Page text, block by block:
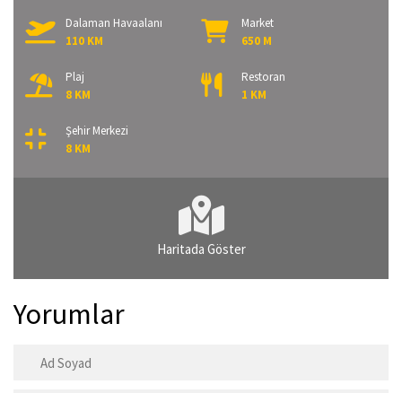
Dalaman Havaalanı
110 KM
Market
650 M
Plaj
8 KM
Restoran
1 KM
Şehir Merkezi
8 KM
Haritada Göster
Yorumlar